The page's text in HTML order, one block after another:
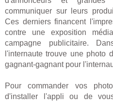
communiquer sur leurs
Ces derniers financent
contre une exposition
campagne publicitaire.
l'internaute trouve une photo
gagnant-gagnant pour
Pour commander vos
d'installer l'appli ou de